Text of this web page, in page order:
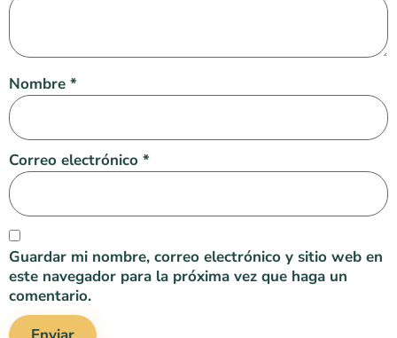
Nombre *
Correo electrónico *
Guardar mi nombre, correo electrónico y sitio web en
este navegador para la próxima vez que haga un
comentario.